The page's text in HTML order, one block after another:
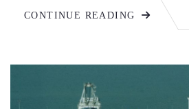
CONTINUE READING